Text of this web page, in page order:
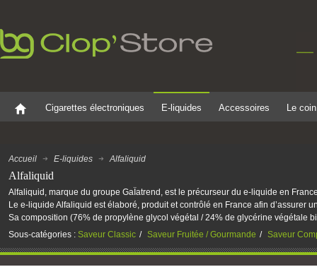
Cigarettes électroniques E-liquides Accessoires Le
Accueil E-liquides Alfaliquid
Alfaliquid
Alfaliquid, marque du groupe GaÏatrend, est le précurseur du e-liquide en
Le e-liquide Alfaliquid est élaboré, produit et contrôlé en France afin d’assurer
Sa composition (76% de propylène glycol végétal / 24% de glycérine végétale
Sous-catégories : Saveur Classic Saveur Fruitée / Gourmande Saveur